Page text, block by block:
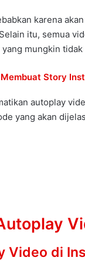
karena
itu, semua
mungkin
Story
autoplay
yang akan
Video di